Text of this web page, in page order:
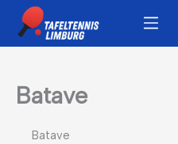
naar
de
Menu
Batave
Batave